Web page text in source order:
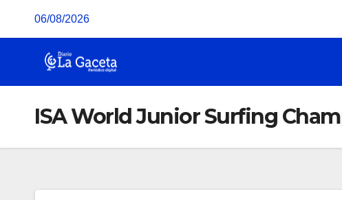
06/08/2026
ISA World Junior Surfing